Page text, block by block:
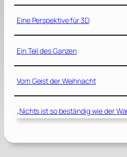
Eine Perspektive für 3D
Ein Teil des Ganzen
Vom Geist der Weihnacht
„Nichts ist so beständig wie der